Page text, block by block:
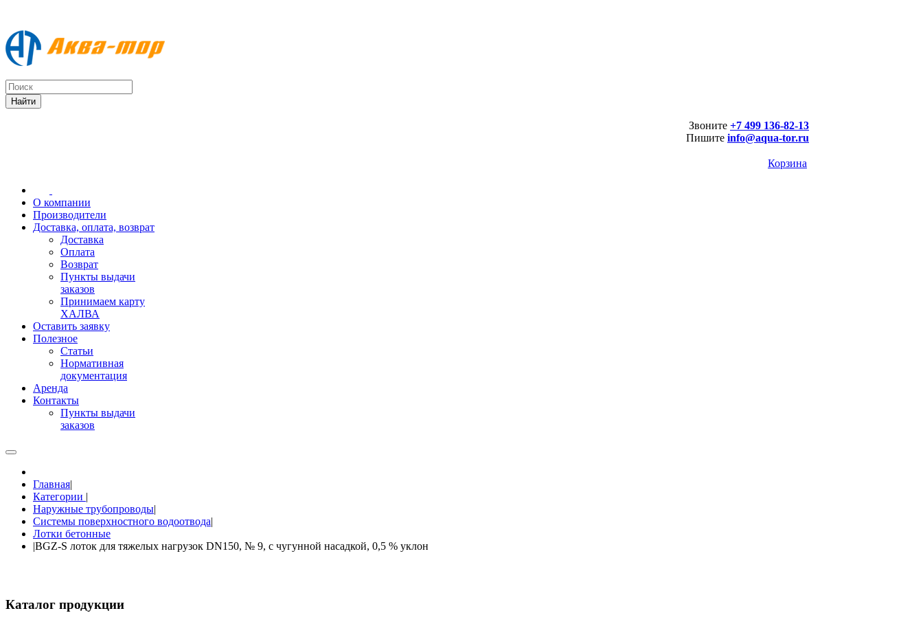
Звоните +7 499 136-82-13
Пишите info@aqua-tor.ru
Корзина
О компании
Производители
Доставка, оплата, возврат
Доставка
Оплата
Возврат
Пункты выдачи
заказов
Принимаем карту
ХАЛВА
Оставить заявку
Полезное
Статьи
Нормативная
документация
Аренда
Контакты
Пункты выдачи
заказов
Главная|
Категории |
Наружные трубопроводы|
Системы поверхностного водоотвода|
Лотки бетонные
|BGZ-S лоток для тяжелых нагрузок DN150, № 9, с чугунной насадкой, 0,5 % уклон
Каталог продукции